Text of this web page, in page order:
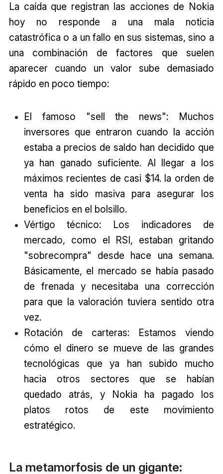
La caída que registran las acciones de Nokia
hoy no responde a una mala noticia
catastrófica o a un fallo en sus sistemas, sino a
una combinación de factores que suelen
aparecer cuando un valor sube demasiado
rápido en poco tiempo:
El famoso "sell the news": Muchos
inversores que entraron cuando la acción
estaba a precios de saldo han decidido que
ya han ganado suficiente. Al llegar a los
máximos recientes de casi $14. la orden de
venta ha sido masiva para asegurar los
beneficios en el bolsillo.
Vértigo técnico: Los indicadores de
mercado, como el RSI, estaban gritando
"sobrecompra" desde hace una semana.
Básicamente, el mercado se había pasado
de frenada y necesitaba una corrección
para que la valoración tuviera sentido otra
vez.
Rotación de carteras: Estamos viendo
cómo el dinero se mueve de las grandes
tecnológicas que ya han subido mucho
hacia otros sectores que se habían
quedado atrás, y Nokia ha pagado los
platos rotos de este movimiento
estratégico.
La metamorfosis de un gigante: